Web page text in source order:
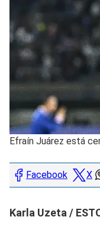
Efraín Juárez está
Facebook X
Karla Uzeta /